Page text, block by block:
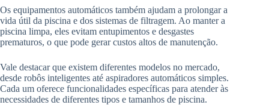
Os equipamentos automáticos também ajudam a prolongar a
vida útil da piscina e dos sistemas de filtragem. Ao manter a
piscina limpa, eles evitam entupimentos e desgastes
prematuros, o que pode gerar custos altos de manutenção.
Vale destacar que existem diferentes modelos no mercado,
desde robôs inteligentes até aspiradores automáticos simples.
Cada um oferece funcionalidades específicas para atender às
necessidades de diferentes tipos e tamanhos de piscina.